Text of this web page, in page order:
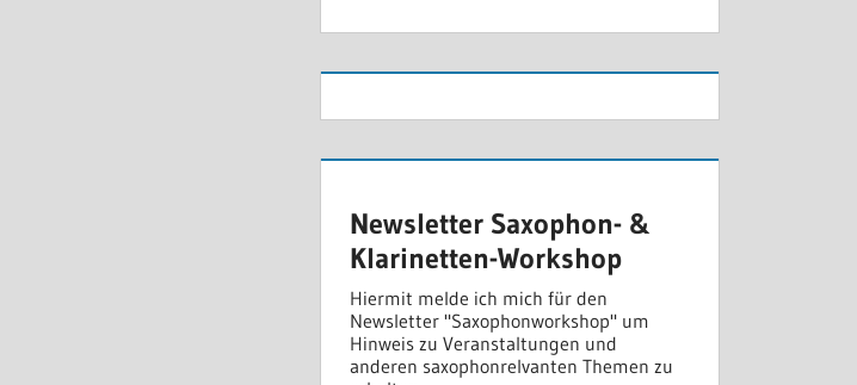
Newsletter Saxophon- &
Klarinetten-Workshop
Hiermit melde ich mich für den
Newsletter "Saxophonworkshop" um
Hinweis zu Veranstaltungen und
anderen saxophonrelvanten Themen zu